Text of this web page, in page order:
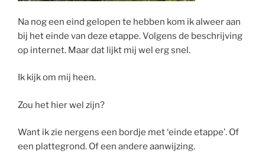
Na nog een eind gelopen te hebben kom ik alweer aan
bij het einde van deze etappe. Volgens de beschrijving
op internet. Maar dat lijkt mij wel erg snel.
Ik kijk om mij heen.
Zou het hier wel zijn?
Want ik zie nergens een bordje met ‘einde etappe’. Of
een plattegrond. Of een andere aanwijzing.